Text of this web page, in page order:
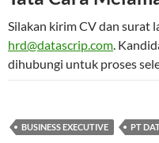
Silakan kirim CV dan surat
hrd@datascrip.com.
dihubungi untuk proses
BUSINESS EXECUTIVE PT